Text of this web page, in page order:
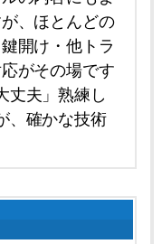
、ほとんどの
開け・他トラ
がその場です
丈夫」熟練し
、確かな技術